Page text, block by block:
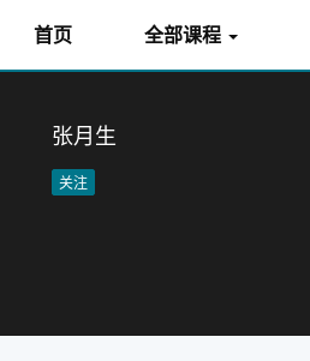
首页 全部课程
张月生
关注